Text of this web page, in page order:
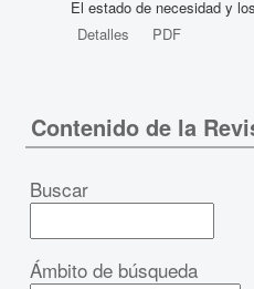
El estado de necesidad y
Detalles
PDF
Contenido de la
Buscar
Ámbito de búsqueda